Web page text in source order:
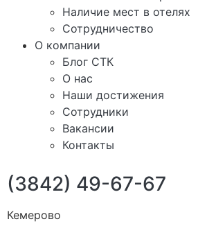
Наличие мест в отелях
Сотрудничество
О компании
Блог СТК
О нас
Наши достижения
Сотрудники
Вакансии
Контакты
(3842) 49-67-67
Кемерово